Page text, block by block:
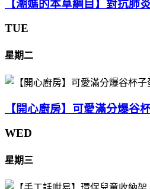
【潮媽的本草綱目】對抗肺
TUE
星期二
【開心廚房】可愛滿分爆谷
WED
星期三